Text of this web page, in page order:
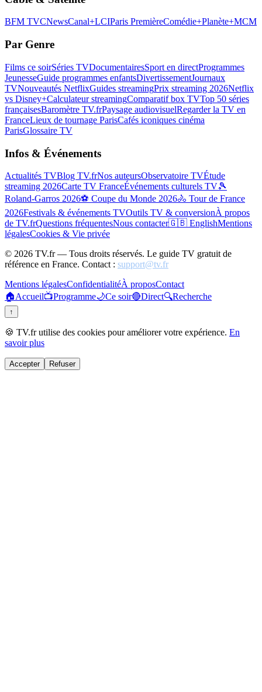
BFM TVCNewsCanal+LCIParis PremièreComédie+Planète+MCM
Par Genre
Films ce soirSéries TVDocumentairesSport en directProgrammes
JeunesseGuide programmes enfantsDivertissementJournaux
TVNouveautés NetflixGuides streamingPrix streaming 2026Netflix
vs Disney+Calculateur streamingComparatif box TVTop 50 séries
françaisesBaromètre TV.frPaysage audiovisuelRegarder la TV en
FranceLieux de tournage ParisCafés iconiques cinéma
ParisGlossaire TV
Infos & Événements
Actualités TVBlog TV.frNos auteursObservatoire TVÉtude
streaming 2026Carte TV FranceÉvénements culturels TV🎾
Roland-Garros 2026⚽ Coupe du Monde 2026🚴 Tour de France
2026Festivals & événements TVOutils TV & conversionÀ propos
de TV.frQuestions fréquentesNous contacter🇬🇧 EnglishMentions
légalesCookies & Vie privée
© 2026 TV.fr — Tous droits réservés. Le guide TV gratuit de
référence en France. Contact : support@tv.fr
Mentions légalesConfidentialitéÀ proposContact
🏠Accueil📺Programme🌙Ce soir🔴Direct🔍Recherche
↑
🍪 TV.fr utilise des cookies pour améliorer votre expérience. En
savoir plus
Accepter Refuser